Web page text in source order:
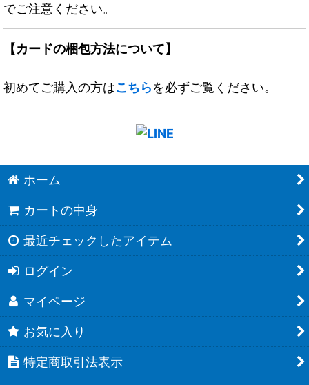
でご注意ください。
【カードの梱包方法について】
初めてご購入の方はこちらを必ずご覧ください。
ホーム
カートの中身
最近チェックしたアイテム
ログイン
マイページ
お気に入り
特定商取引法表示